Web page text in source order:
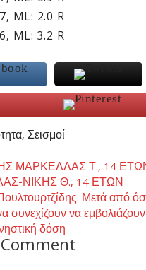
ML: 2.0 R
ML: 3.2 R
,Σεισμοί
ΜΑΡΚΕΛΛΑΣ Τ., 14
ΝΙΚΗΣ Θ., 14 ΕΤΩΝ
Μετά από
συνεχίζουν να
δόση